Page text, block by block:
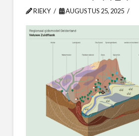
RIEKY AUGUSTUS 25, 2025